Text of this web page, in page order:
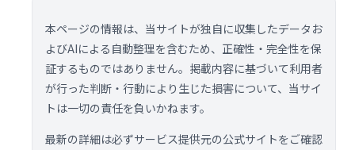
本ページの情報は、当サイトが独自に収集したデータお
よびAIによる自動整理を含むため、正確性・完全性を保
証するものではありません。掲載内容に基づいて利用者
が行った判断・行動により生じた損害について、当サイ
トは一切の責任を負いかねます。
最新の詳細は必ずサービス提供元の公式サイトをご確認